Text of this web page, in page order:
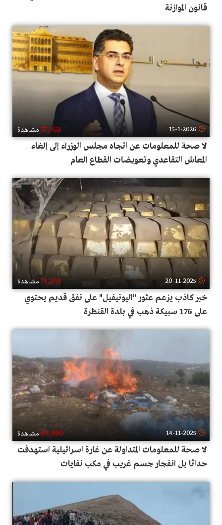
قانون الموازنة
15-1-2026
57,462 مشاهدة
لا صحة للمعلومات عن اتجاه مجلس الوزراء إلى إلغاء
المعاش التقاعدي وتعويضات القطاع العام
20-11-2025
71,259 مشاهدة
خبر كاذب يزعم عثور "اليونيفيل" على نفق قديم يحتوي
على 176 سبيكة ذهب في بلدة القنطرة
14-11-2025
69,990 مشاهدة
لا صحة للمعلومات المتداولة عن غارة اسـرائيلية استهدفت
حداثا بل انفجار جسم غريب في مكب نفايات